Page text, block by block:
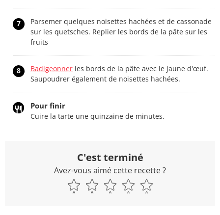
7
Parsemer quelques noisettes hachées et de cassonade
sur les quetsches. Replier les bords de la pâte sur les
fruits
8 Badigeonner les bords de la pâte avec le jaune d'œuf.
Saupoudrer également de noisettes hachées.
Pour finir
Cuire la tarte une quinzaine de minutes.
C'est terminé
Avez-vous aimé cette recette ?